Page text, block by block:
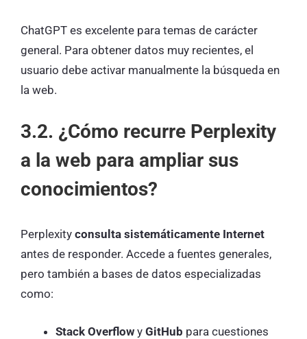
ChatGPT es excelente para temas de carácter
general. Para obtener datos muy recientes, el
usuario debe activar manualmente la búsqueda en
la web.
3.2. ¿Cómo recurre Perplexity
a la web para ampliar sus
conocimientos?
Perplexity consulta sistemáticamente Internet
antes de responder. Accede a fuentes generales,
pero también a bases de datos especializadas
como:
Stack Overflow y GitHub para cuestiones